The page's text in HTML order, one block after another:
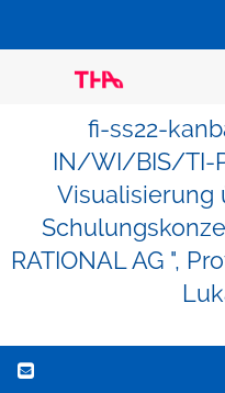
fi-ss22-
IN/WI/BIS/TI-
Visualisierung
RATIONAL AG ",